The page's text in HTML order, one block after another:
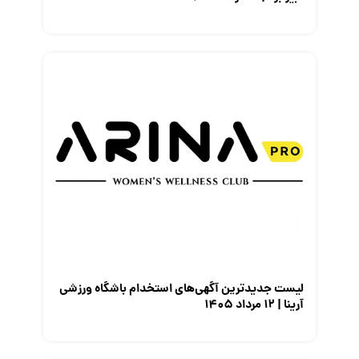
لیست جدیدترین آگهی‌های استخدام باشگاه ورزشی
آرینا | ۱۲ مرداد ۱۴۰۵